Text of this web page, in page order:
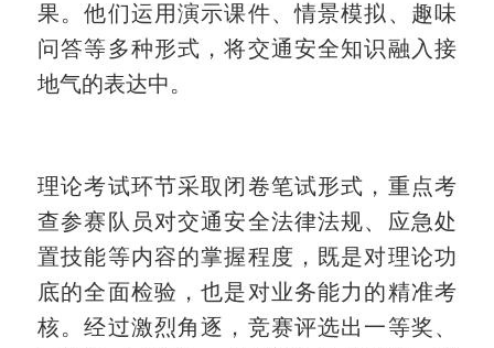
果。他们运用演示课件、情景模拟、趣味
问答等多种形式，将交通安全知识融入接
地气的表达中。
理论考试环节采取闭卷笔试形式，重点考
查参赛队员对交通安全法律法规、应急处
置技能等内容的掌握程度，既是对理论功
底的全面检验，也是对业务能力的精准考
核。经过激烈角逐，竞赛评选出一等奖、